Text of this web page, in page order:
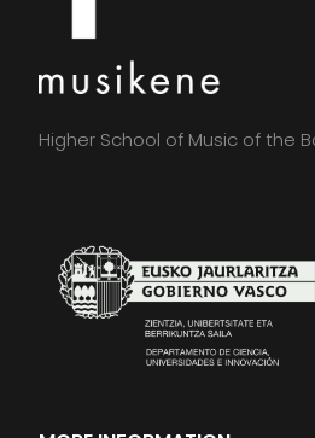
Higher School of Music of the